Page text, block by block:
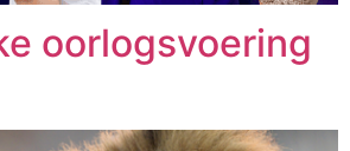
oorlogsvoering